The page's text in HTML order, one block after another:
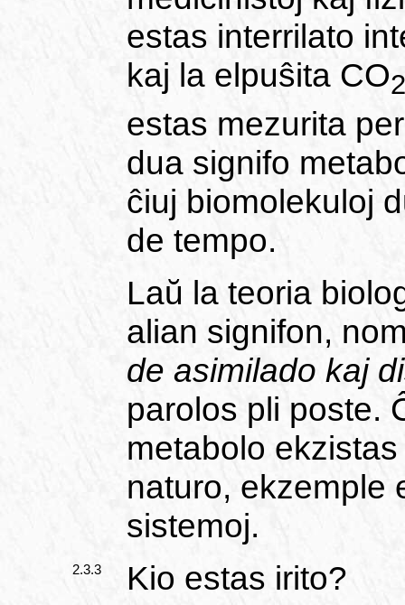
estas interrilato
kaj la elpuŝita CO2
estas mezurita
dua signifo
ĉiuj biomolekuloj
de tempo.
Laŭ la teoria
alian signifon,
de asimilado kaj
parolos pli poste.
metabolo
naturo, ekzemple
sistemoj.
2.3.3
Kio estas irito?